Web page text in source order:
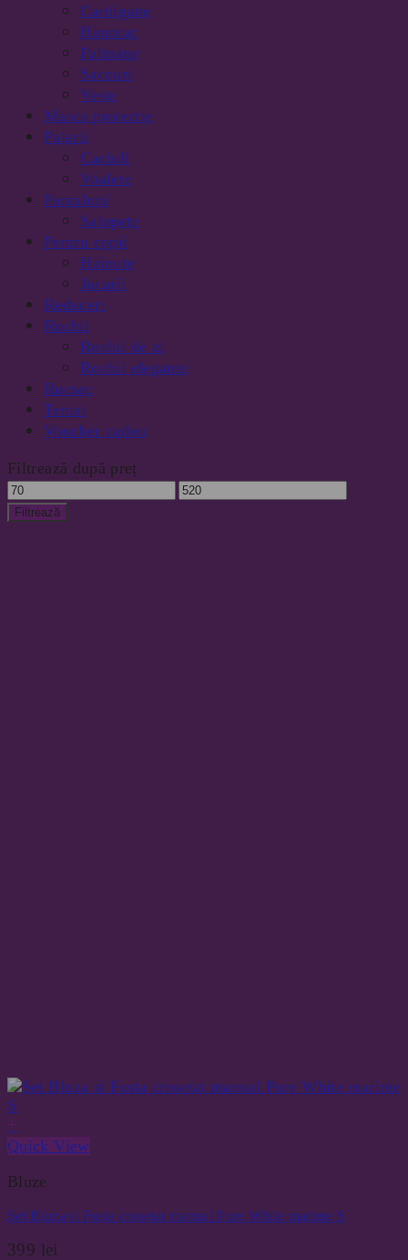
Cardigane
Hanorac
Paltoane
Sacouri
Veste
Masca protectie
Palarii
Caciuli
Voalete
Pantaloni
Salopete
Pentru copii
Hainute
Jucarii
Reduceri
Rochii
Rochii de zi
Rochii elegante
Rucsac
Tenisi
Voucher cadou
Filtrează după preț
Preț
minim
Preț
Filtrează
Quick View
Bluze
Set Bluza si Fusta crosetat manual Pure White marime S
399 lei